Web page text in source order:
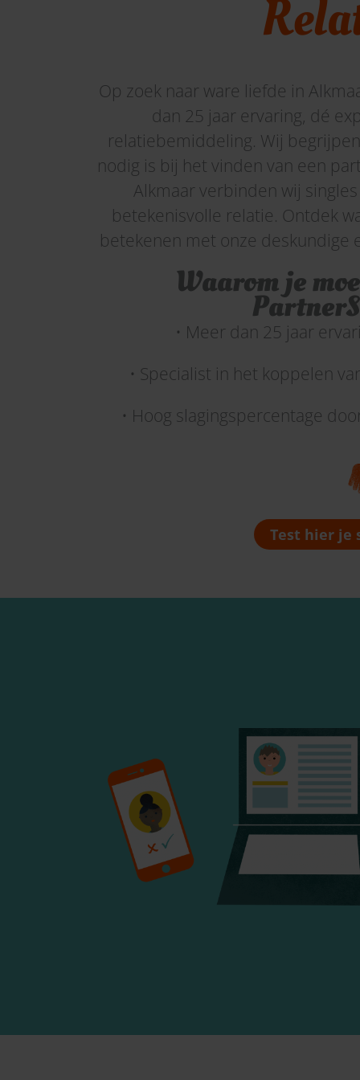
Op zoek naar ware liefde in
dan 25 jaar ervaring, dé
relatiebemiddeling. Wij
nodig is bij het vinden van een
Alkmaar verbinden wij
betekenisvolle relatie. Ontdek
betekenen met onze deskundige
Waarom je
• Meer dan 25 jaar
• Specialist in het koppelen
• Hoog slagingspercentage
Test hier je